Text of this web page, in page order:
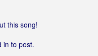
this song!
in to post.